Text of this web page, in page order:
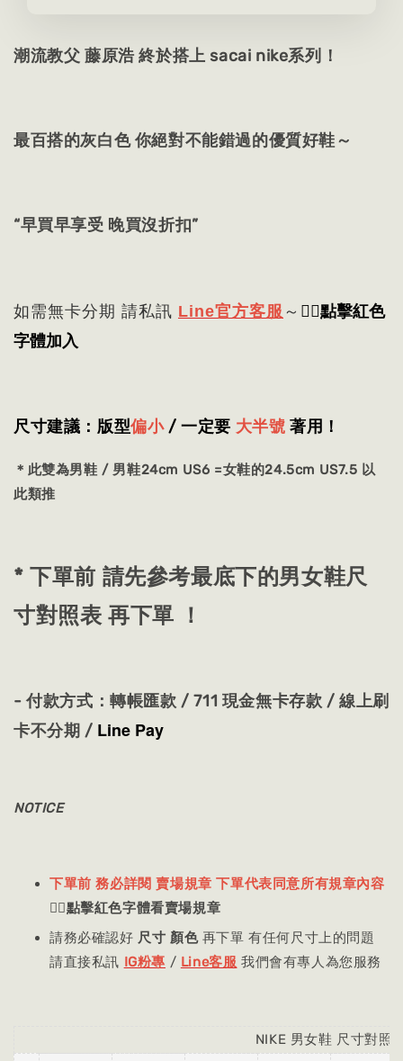
潮流教父 藤原浩 終於搭上 sacai nike系列！⁡
最百搭的灰白色 你絕對不能錯過的優質好鞋～
“早買早享受 晚買沒折扣”
如需無卡分期 請私訊 Line官方客服 ～ 👈🏻點擊紅色
字體加入
尺寸建議：版型偏小/ 一定要 大半號著用 ！
＊此雙為男鞋 / 男鞋24cm US6 =女鞋的24.5cm US7.5 以
此類推
* 下單前 請先參考最底下的男女鞋尺
寸對照表 再下單 ！
- 付款方式：轉帳匯款 / 711 現金無卡存款 / 線上刷
卡不分期 / Line Pay
NOTICE
下單前 務必詳閱 賣場規章 下單代表同意所有規章內容
👈🏻點擊紅色字體看賣場規章
請務必確認好 尺寸 顏色再下單 有任何尺寸上的問題
請直接私訊 IG粉專 / Line客服 我們會有專人為您服務
NIKE 男女鞋 尺寸對照